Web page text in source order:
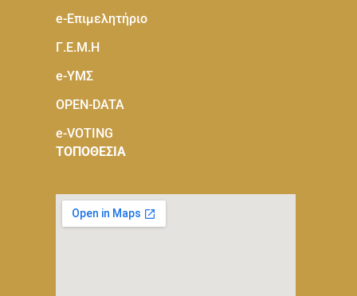
e-Eπιμελητήριο
Γ.Ε.Μ.Η
e-ΥΜΣ
OPEN-DATA
e-VOTING
ΤΟΠΟΘΕΣΙΑ